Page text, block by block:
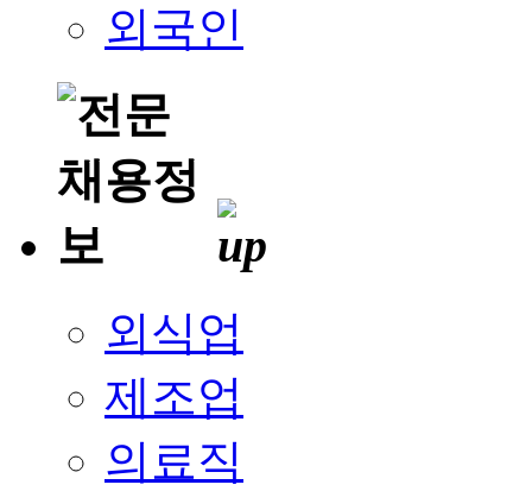
외국인
외식업
제조업
의료직